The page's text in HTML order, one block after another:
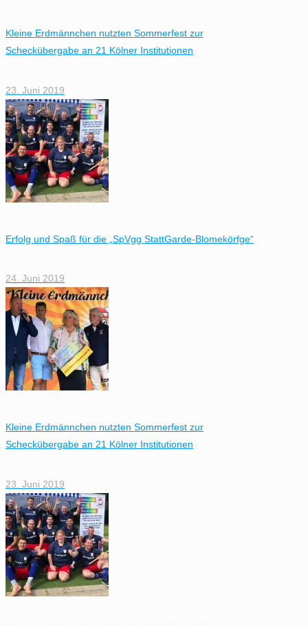
Kleine Erdmännchen nutzten Sommerfest zur
Scheckübergabe an 21 Kölner Institutionen
23. Juni 2019
Erfolg und Spaß für die „SpVgg StattGarde-Blomekörfge“
24. Juni 2019
Kleine Erdmännchen nutzten Sommerfest zur
Scheckübergabe an 21 Kölner Institutionen
23. Juni 2019